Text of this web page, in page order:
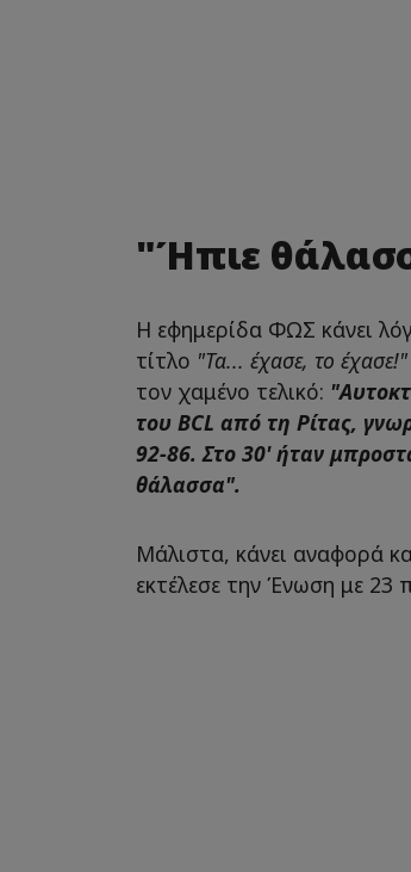
"Ήπιε
Η εφημερίδα ΦΩΣ κάνει
τίτλο "Τα... έχασε, το έχασε!"
τον χαμένο τελικό:
του BCL από τη Ρίτας,
92-86. Στο 30' ήταν
θάλασσα".
Μάλιστα, κάνει αναφορά
εκτέλεσε την Ένωση με 23